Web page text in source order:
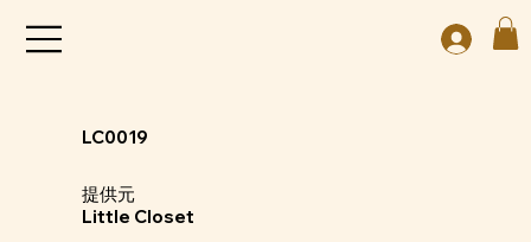
LC0019
​提供元
Little Closet